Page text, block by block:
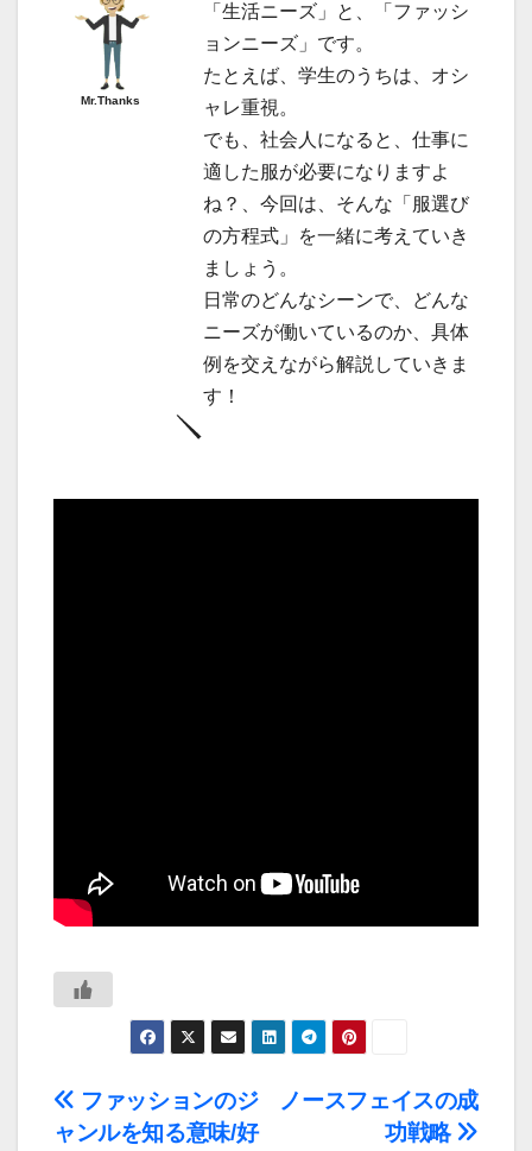
Mr.Thanks
「生活ニーズ」と、「ファッシ
ョンニーズ」です。
たとえば、学生のうちは、オシ
ャレ重視。
でも、社会人になると、仕事に
適した服が必要になりますよ
ね？、今回は、そんな「服選び
の方程式」を一緒に考えていき
ましょう。
日常のどんなシーンで、どんな
ニーズが働いているのか、具体
例を交えながら解説していきま
す！
投
ノースフェイスの成
功戦略
ファッションのジ
ャンルを知る意味/好